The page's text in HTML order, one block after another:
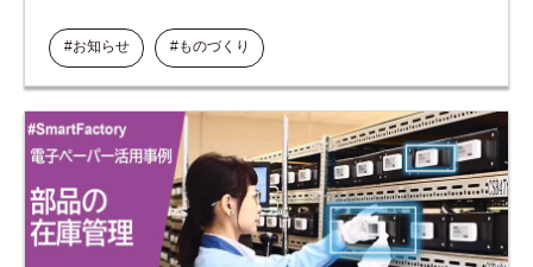
#お知らせ #ものづくり